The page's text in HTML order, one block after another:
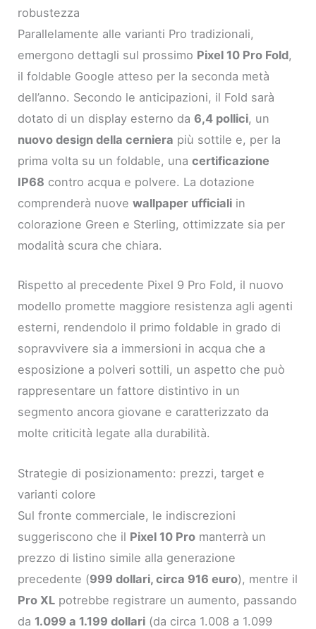
robustezza
Parallelamente alle varianti Pro tradizionali,
emergono dettagli sul prossimo Pixel 10 Pro Fold,
il foldable Google atteso per la seconda metà
dell’anno. Secondo le anticipazioni, il Fold sarà
dotato di un display esterno da6,4 pollici, un
nuovo design della cerniera più sottile e, per la
prima volta su un foldable, unacertificazione
IP68 contro acqua e polvere. La dotazione
comprenderà nuovewallpaper ufficiali in
colorazione Green e Sterling, ottimizzate sia per
modalità scura che chiara.
Rispetto al precedente Pixel 9 Pro Fold, il nuovo
modello promette maggiore resistenza agli agenti
esterni, rendendolo il primo foldable in grado di
sopravvivere sia a immersioni in acqua che a
esposizione a polveri sottili, un aspetto che può
rappresentare un fattore distintivo in un
segmento ancora giovane e caratterizzato da
molte criticità legate alla durabilità.
Strategie di posizionamento: prezzi, target e
varianti colore
Sul fronte commerciale, le indiscrezioni
suggeriscono che il Pixel 10 Pro manterrà un
prezzo di listino simile alla generazione
precedente (999 dollari, circa 916 euro), mentre il
Pro XL potrebbe registrare un aumento, passando
da 1.099 a 1.199 dollari (da circa 1.008 a 1.099